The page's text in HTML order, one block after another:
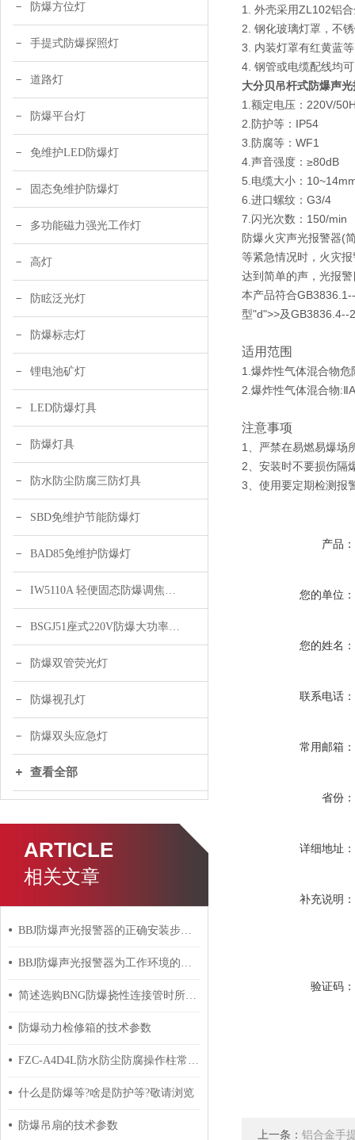
防爆方位灯
手提式防爆探照灯
道路灯
防爆平台灯
免维护LED防爆灯
固态免维护防爆灯
多功能磁力强光工作灯
高灯
防眩泛光灯
防爆标志灯
锂电池矿灯
LED防爆灯具
防爆灯具
防水防尘防腐三防灯具
SBD免维护节能防爆灯
BAD85免维护防爆灯
IW5110A 轻便固态防爆调焦头灯
BSGJ51座式220V防爆大功率声光报警器 绿色 黄色
防爆双管荧光灯
防爆视孔灯
防爆双头应急灯
查看全部
ARTICLE
相关文章
BBJ防爆声光报警器的正确安装步骤分享
BBJ防爆声光报警器为工作环境的安全提供了重要保障
简述选购BNG防爆挠性连接管时所需要考虑的关键因素
防爆动力检修箱的技术参数
FZC-A4D4L防水防尘防腐操作柱常见故障的成因与科学解决方法分享
什么是防爆等?啥是防护等?敬请浏览
防爆吊扇的技术参数
1. 外壳采用ZL102铝
2. 钢化玻璃灯罩，不
3. 内装灯罩有红黄蓝
4. 钢管或电缆配线均
大分贝吊杆式防爆声
1.额定电压：220V/
2.防护等：IP54
3.防腐等：WF1
4.声音强度：≥80dB
5.电缆大小：
6.进口螺纹：G3/4
7.闪光次数：150/min
防爆火灾声光报警器(
等紧急情况时，火灾
达到简单的声，光报
本产品符合
型"d">>及GB3836.4--
适用范围
1.爆炸性气体混合物
2.爆炸性气体混合物
注意事项
1、严禁在易燃易爆场
2、安装时不要损伤隔
3、使用要定期检测报
产品：
您的单位：
您的姓名：
联系电话：
常用邮箱：
省份：
详细地址：
补充说明：
验证码：
上一条： 铝合金手